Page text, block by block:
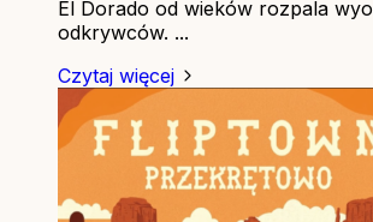
El Dorado od wieków rozpala
odkrywców. ...
Czytaj więcej